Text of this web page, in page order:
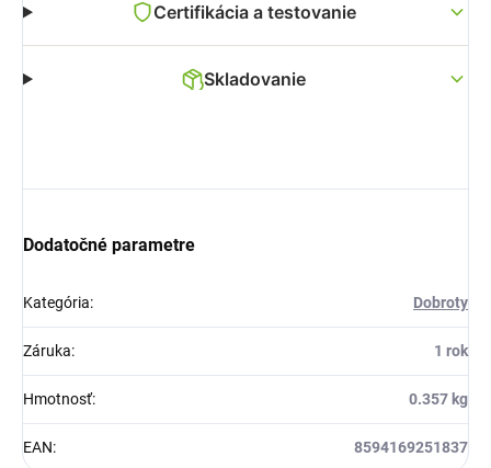
Certifikácia a testovanie
Skladovanie
Dodatočné parametre
Kategória: Dobroty
Záruka: 1 rok
Hmotnosť: 0.357 kg
EAN: 8594169251837